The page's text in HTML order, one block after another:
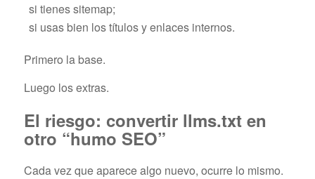
si tienes sitemap;
si usas bien los títulos y enlaces internos.
Primero la base.
Luego los extras.
El riesgo: convertir llms.txt en
otro “humo SEO”
Cada vez que aparece algo nuevo, ocurre lo mismo.